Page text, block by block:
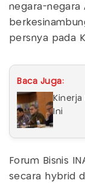
negara-negara
persnya pada
Baca Juga:
Ini
Forum Bisnis
secara hybrid